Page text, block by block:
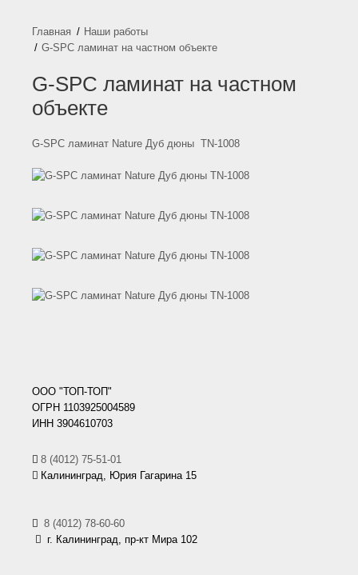
Наши работы
G-SPC ламинат на частном объекте
G-SPC ламинат на частном
объекте
G-SPC ламинат Nature Дуб дюны TN-1008
ООО "ТОП-ТОП"
ОГРН 1103925004589
ИНН 3904610703
8 (4012) 75-51-01
Калининград, Юрия Гагарина 15
8 (4012) 78-60-60
г. Калининград, пр-кт Мира 102